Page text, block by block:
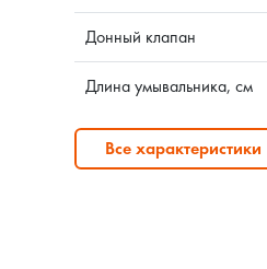
Донный клапан
Длина умывальника, см
Все характеристики